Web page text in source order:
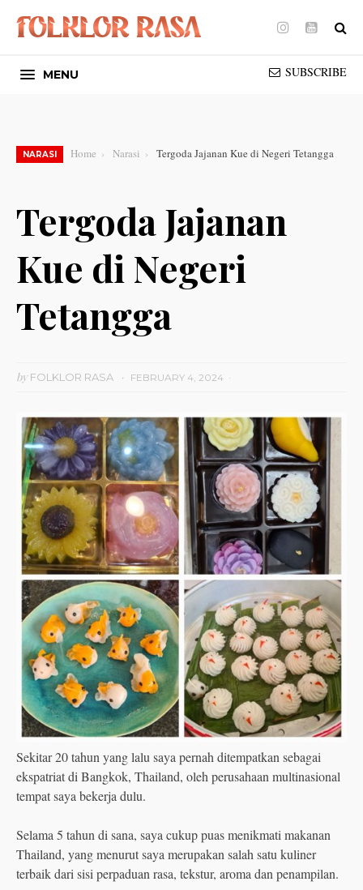
Instagram
Youtube
MENU SUBSCRIBE
NARASI Home Narasi Tergoda Jajanan Kue di Negeri Tetangga
Tergoda Jajanan
Kue di Negeri
Tetangga
byFOLKLOR RASA FEBRUARY 4, 2024
Sekitar 20 tahun yang lalu saya pernah ditempatkan sebagai
ekspatriat di Bangkok, Thailand, oleh perusahaan multinasional
tempat saya bekerja dulu.
Selama 5 tahun di sana, saya cukup puas menikmati makanan
Thailand, yang menurut saya merupakan salah satu kuliner
terbaik dari sisi perpaduan rasa, tekstur, aroma dan penampilan.